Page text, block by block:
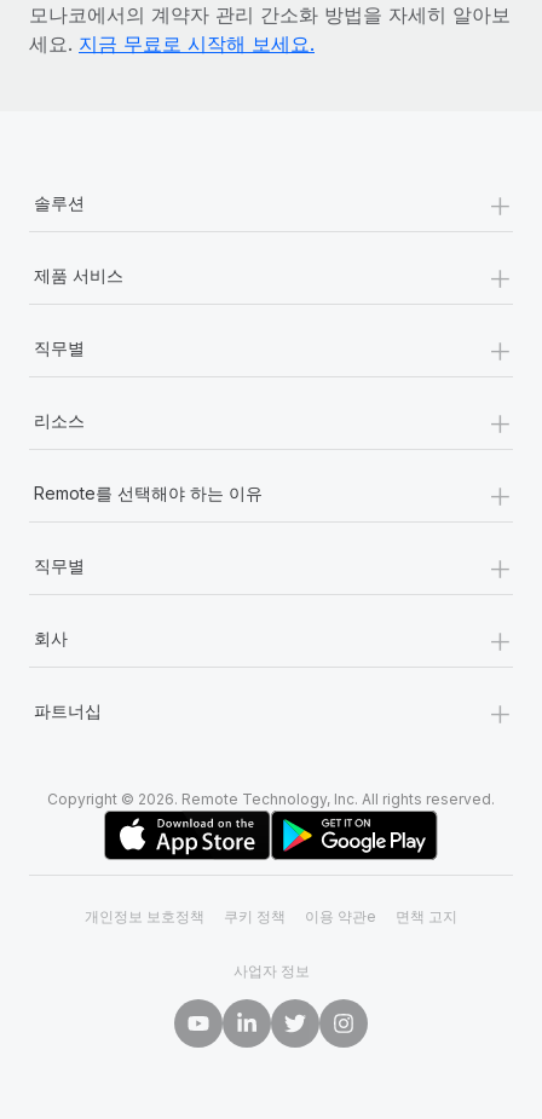
모나코에서의 계약자 관리 간소화 방법을 자세히 알아보
세요. 지금 무료로 시작해 보세요.
솔루션 +
제품 서비스 +
직무별 +
리소스 +
Remote를 선택해야 하는 이유 +
직무별 +
회사 +
파트너십 +
Copyright © 2026. Remote Technology, Inc. All rights reserved.
개인정보 보호정책 쿠키 정책 이용 약관e 면책 고지
사업자 정보